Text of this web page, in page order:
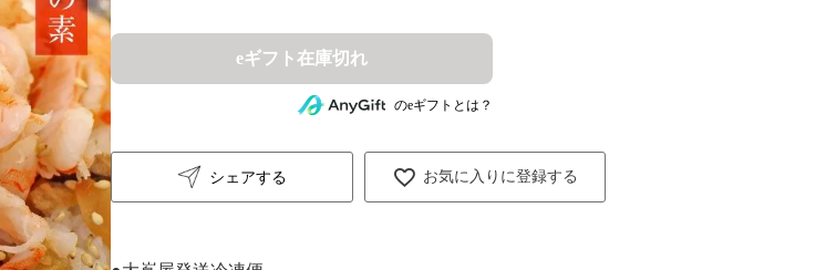
お気に入りに登録する
eギフト在庫切れ
のeギフトとは？
シェアする